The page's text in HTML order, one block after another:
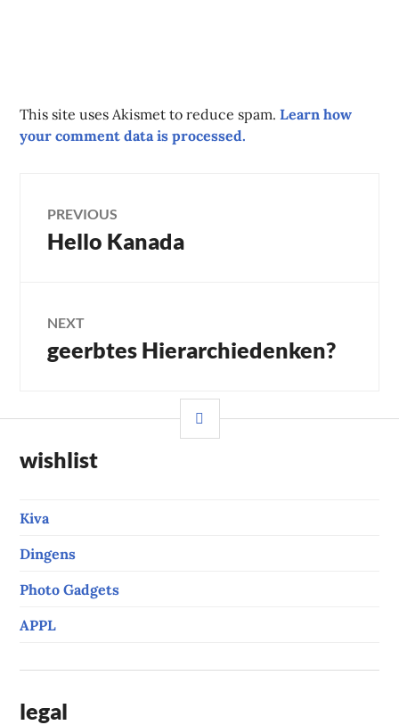
This site uses Akismet to reduce spam.Learn how
your comment data is processed.
Post
navigation
PREVIOUS
Previous
Hello Kanada
NEXT
Next
post:
geerbtes Hierarchiedenken?
wishlist
Kiva
Dingens
Photo Gadgets
APPL
legal